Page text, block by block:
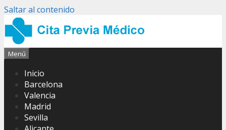
Saltar al contenido
Menú
Inicio
Barcelona
Valencia
Madrid
Sevilla